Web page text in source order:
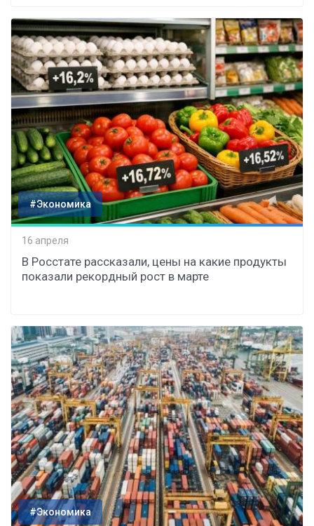
#Экономика
16 апреля
В Росстате рассказали, цены на какие продукты
показали рекордный рост в марте
#Экономика